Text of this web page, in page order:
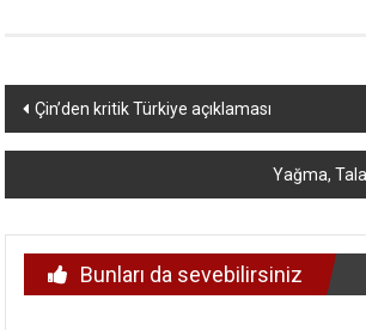
Yazı
dolaşımı
Çin’den kritik Türkiye açıklaması
Yağma,
Bunları da sevebilirsiniz